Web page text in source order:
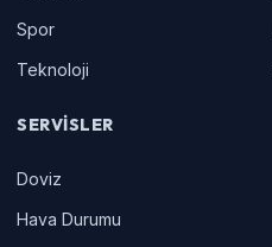
Spor
Teknoloji
SERVISLER
Doviz
Hava Durumu